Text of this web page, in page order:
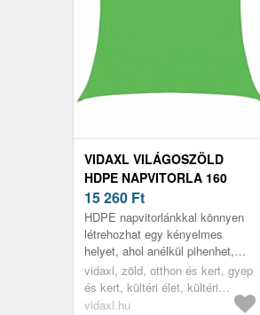
VIDAXL VILÁGOSZÖLD
HDPE NAPVITORLA 160
G/M² 4/5 X 3 M
15 260 Ft
HDPE napvitorlánkkal könnyen
létrehozhat egy kényelmes
helyet, ahol anélkül pihenhet,
hogy a nap káros UV-sugarainak
ki lenne téve, legyen az a ker...
vidaxl, zöld, otthon és kert, gyep
és kert, kültéri élet, kültéri
napernyők és árnyékolók
vidaxl.hu